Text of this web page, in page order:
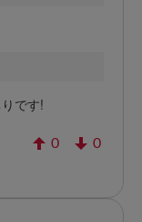
です!
0 0